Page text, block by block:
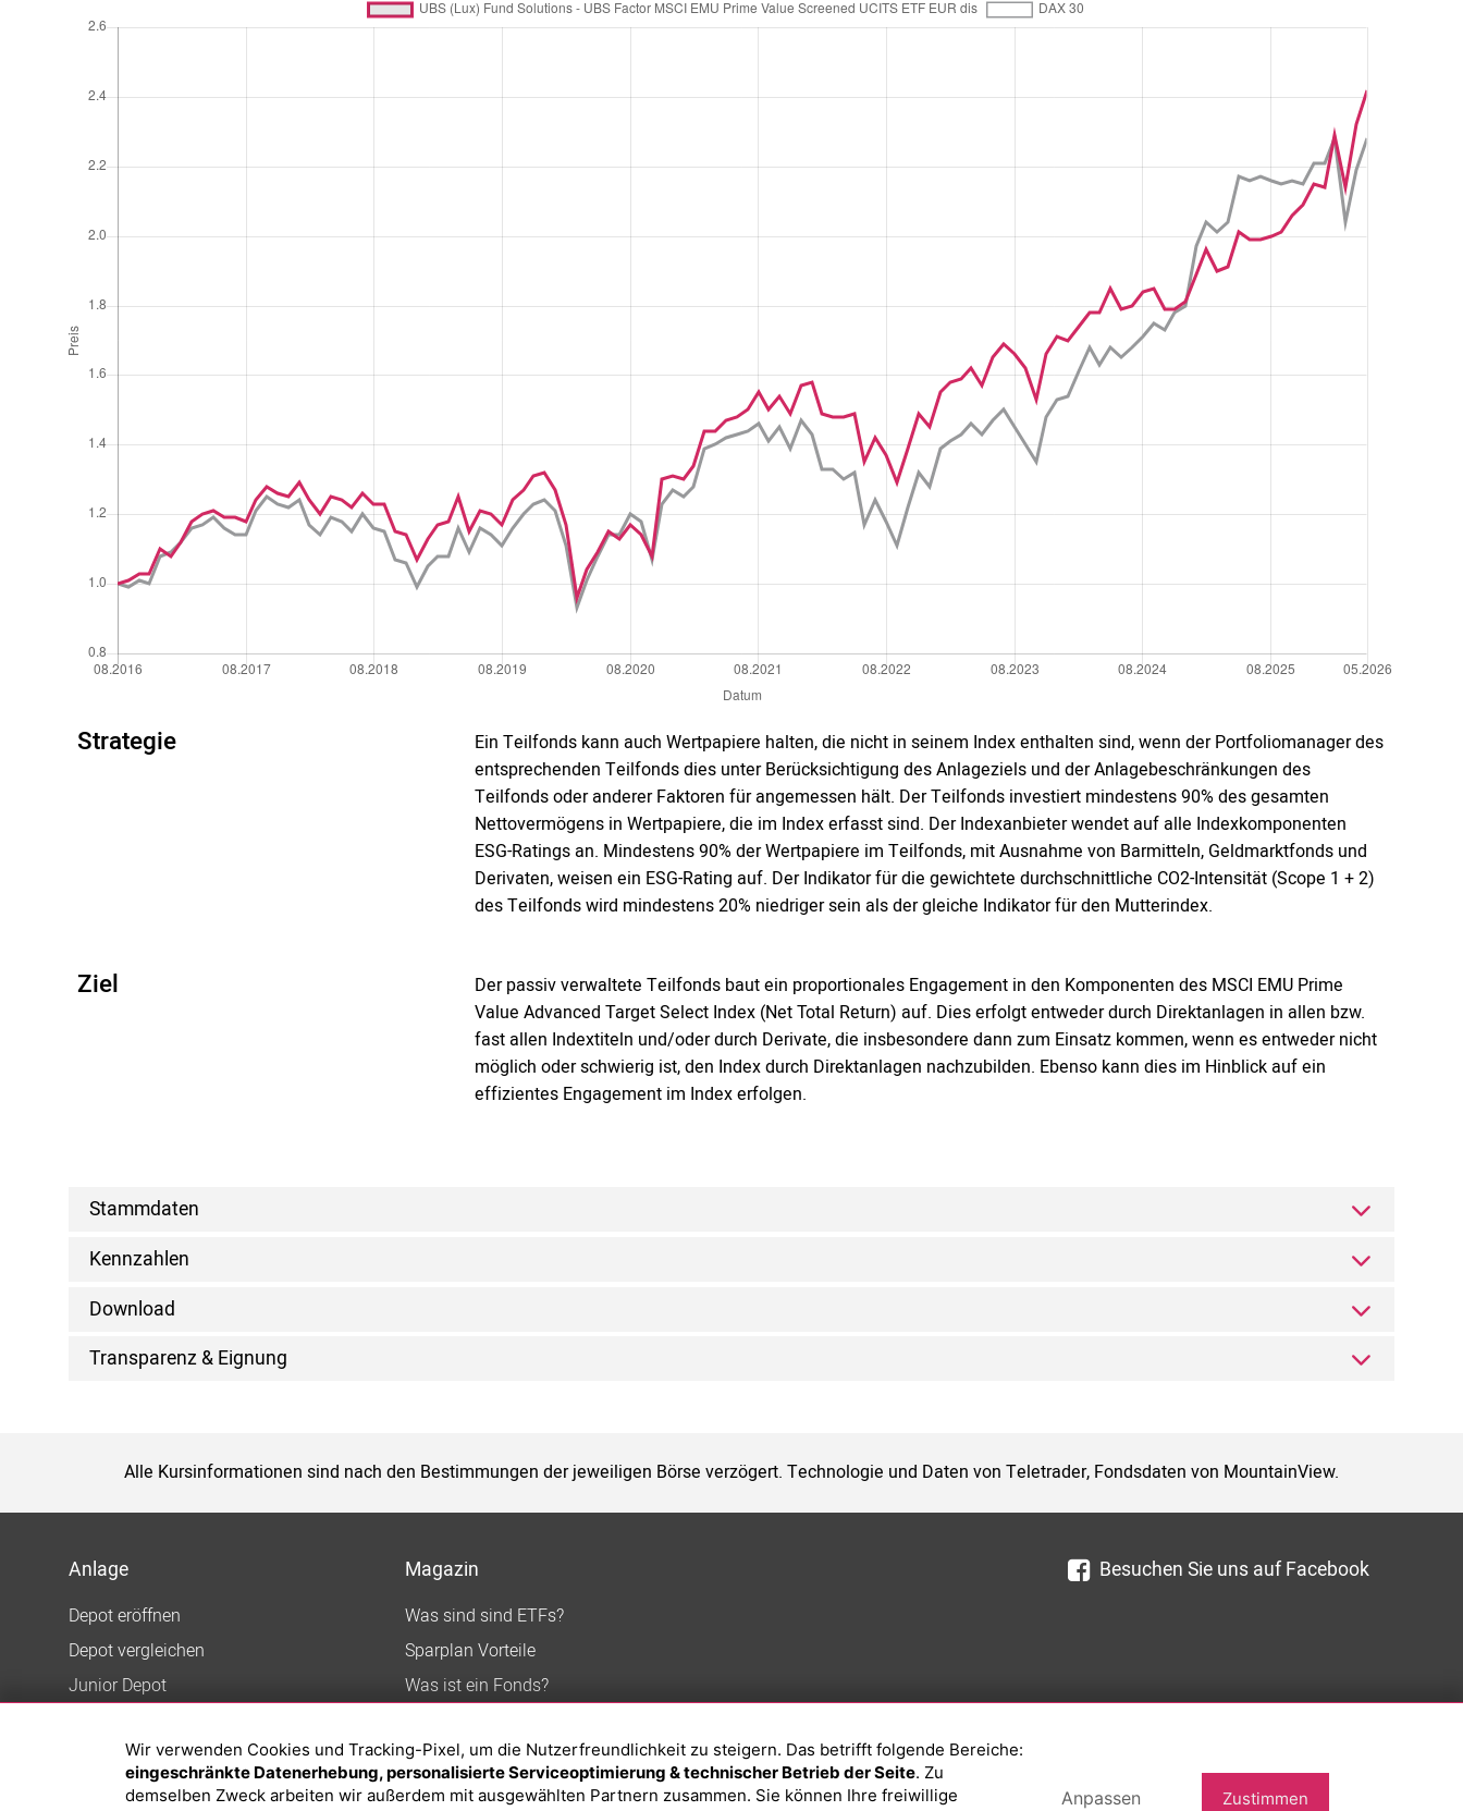
Strategie
Ein Teilfonds kann auch Wertpapiere halten, die nicht in seinem Index enthalten sind, wenn der Portfoliomanager des
entsprechenden Teilfonds dies unter Berücksichtigung des Anlageziels und der Anlagebeschränkungen des
Teilfonds oder anderer Faktoren für angemessen hält. Der Teilfonds investiert mindestens 90% des gesamten
Nettovermögens in Wertpapiere, die im Index erfasst sind. Der Indexanbieter wendet auf alle Indexkomponenten
ESG-Ratings an. Mindestens 90% der Wertpapiere im Teilfonds, mit Ausnahme von Barmitteln, Geldmarktfonds und
Derivaten, weisen ein ESG-Rating auf. Der Indikator für die gewichtete durchschnittliche CO2-Intensität (Scope 1 + 2)
des Teilfonds wird mindestens 20% niedriger sein als der gleiche Indikator für den Mutterindex.
Ziel
Der passiv verwaltete Teilfonds baut ein proportionales Engagement in den Komponenten des MSCI EMU Prime
Value Advanced Target Select Index (Net Total Return) auf. Dies erfolgt entweder durch Direktanlagen in allen bzw.
fast allen Indextiteln und/oder durch Derivate, die insbesondere dann zum Einsatz kommen, wenn es entweder nicht
möglich oder schwierig ist, den Index durch Direktanlagen nachzubilden. Ebenso kann dies im Hinblick auf ein
effizientes Engagement im Index erfolgen.
Stammdaten
Kennzahlen
Download
Transparenz & Eignung
Alle Kursinformationen sind nach den Bestimmungen der jeweiligen Börse verzögert. Technologie und Daten von Teletrader, Fondsdaten von MountainView.
Anlage
Depot eröffnen
Depot vergleichen
Junior Depot
Top-Fonds
Fonds-Suche
Magazin
Was sind sind ETFs?
Sparplan Vorteile
Was ist ein Fonds?
Besuchen Sie uns auf Facebook
Wir verwenden Cookies und Tracking-Pixel, um die Nutzerfreundlichkeit zu steigern. Das betrifft folgende Bereiche:
eingeschränkte Datenerhebung, personalisierte Serviceoptimierung & technischer Betrieb der Seite. Zu
demselben Zweck arbeiten wir außerdem mit ausgewählten Partnern zusammen. Sie können Ihre freiwillige
Anpassen Zustimmen